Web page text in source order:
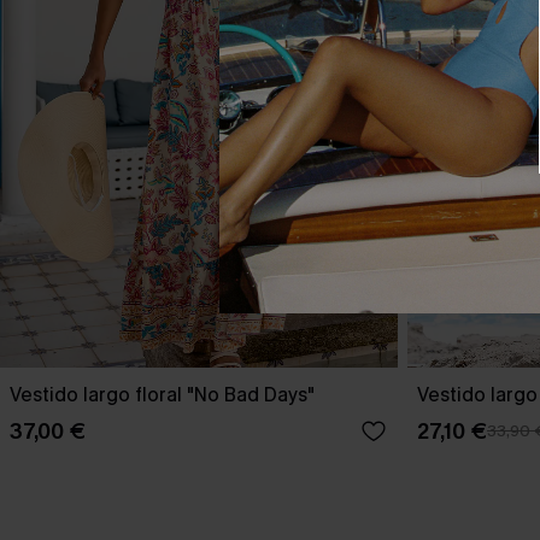
Vestido largo floral "No Bad Days"
37,00 €
Vestido
27,10 €33,90